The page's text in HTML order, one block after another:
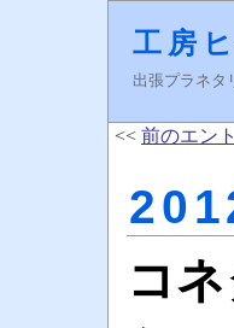
工房
出張プラネ
<< 前のエン
コ